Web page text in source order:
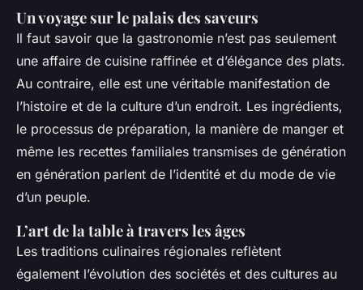
Un voyage sur le palais des saveurs
Il faut savoir que la gastronomie n’est pas seulement
une affaire de cuisine raffinée et d’élégance des plats.
Au contraire, elle est une véritable manifestation de
l’histoire et de la culture d’un endroit. Les ingrédients,
le processus de préparation, la manière de manger et
même les recettes familiales transmises de génération
en génération parlent de l’identité et du mode de vie
d’un peuple.
L’art de la table à travers les âges
Les traditions culinaires régionales reflètent
également l’évolution des sociétés et des cultures au